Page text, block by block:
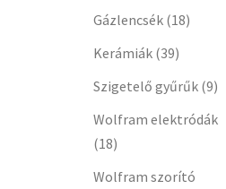
Gázlencsék (18)
Kerámiák (39)
Szigetelő gyűrűk (9)
Wolfram elektródák
(18)
Wolfram szorító